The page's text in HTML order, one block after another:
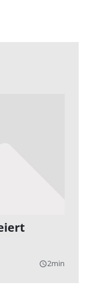
query_builder2min